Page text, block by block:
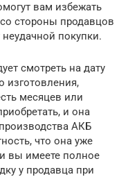
вам избежать
стороны продавцов
покупки.
смотреть на дату
изготовления,
месяцев или
и она
АКБ
что она уже
вы имеете полное
у продавца при